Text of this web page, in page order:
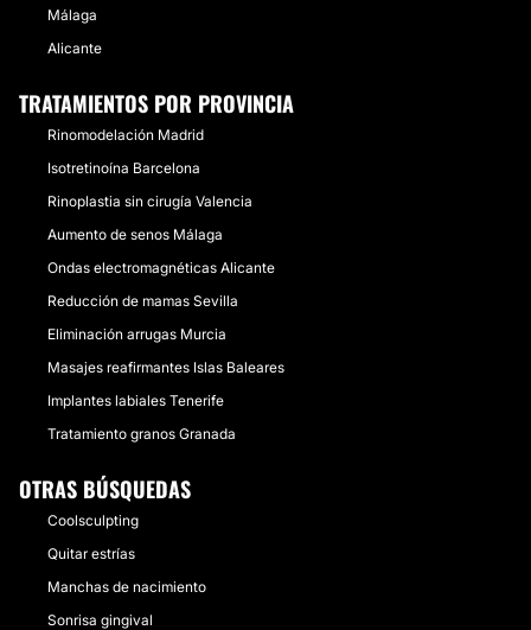
Málaga
Alicante
TRATAMIENTOS POR PROVINCIA
Rinomodelación Madrid
Isotretinoína Barcelona
Rinoplastia sin cirugía Valencia
Aumento de senos Málaga
Ondas electromagnéticas Alicante
Reducción de mamas Sevilla
Eliminación arrugas Murcia
Masajes reafirmantes Islas Baleares
Implantes labiales Tenerife
Tratamiento granos Granada
OTRAS BÚSQUEDAS
Coolsculpting
Quitar estrías
Manchas de nacimiento
Sonrisa gingival